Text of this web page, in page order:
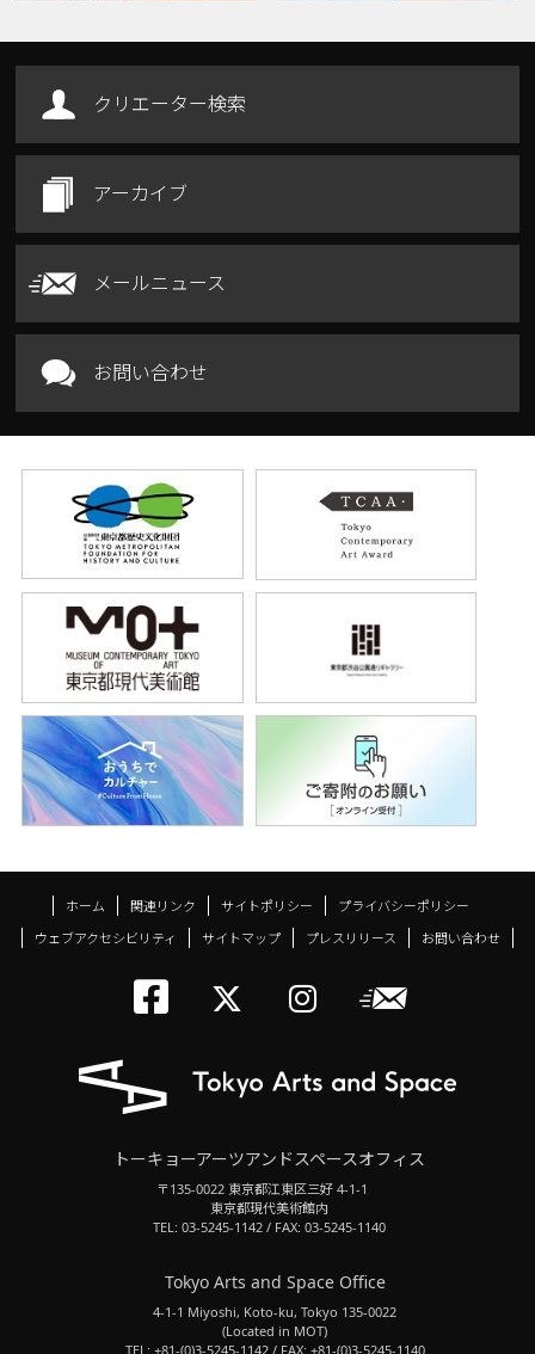
クリエーター検索
アーカイブ
メールニュース
お問い合わせ
ホーム 関連リンク サイトポリシー
プライバシーポリシー
ウェブアクセシビリティ
サイトマップ プレスリリース お問い合わせ
トーキョーアーツ
メールニ
トーキョーアーツアンドスペースオフィス
〒135-0022 東京都江東区三好 4-1-1
東京都現代美術館内
TEL: 03-5245-1142 / FAX: 03-5245-1140
Tokyo Arts and Space Office
4-1-1 Miyoshi, Koto-ku, Tokyo 135-0022
(Located in MOT)
TEL: +81-(0)3-5245-1142 / FAX: +81-(0)3-5245-1140